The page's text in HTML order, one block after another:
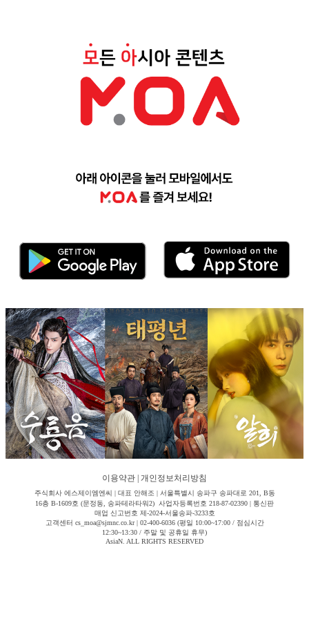
이용약관 개인정보처리방침
주식회사 에스제이엠엔씨 | 대표 안해조 | 서울특별시 송파구 송파대로 201, B동
16층 B-1609호 (문정동, 송파테라타워2) 사업자등록번호 218-87-02390 | 통신판
매업 신고번호 제-2024-서울송파-3233호
고객센터 cs_moa@sjmnc.co.kr | 02-400-6036 (평일 10:00~17:00 / 점심시간
12:30~13:30 / 주말 및 공휴일 휴무)
AsiaN. ALL RIGHTS RESERVED